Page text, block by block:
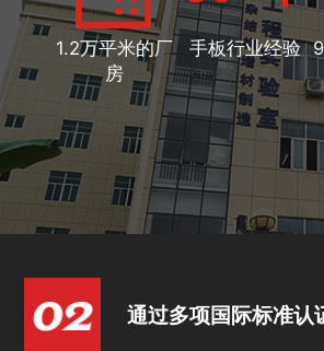
1.2万平米的厂
房
手板行业经验
通过多项国际标准认